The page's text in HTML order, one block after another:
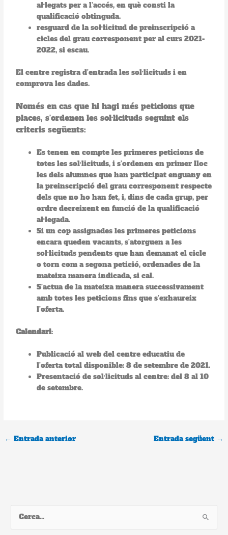
al·legats per a l’accés, en què consti la
qualificació obtinguda.
resguard de la sol·licitud de preinscripció a
cicles del grau corresponent per al curs 2021-
2022, si escau.
El centre registra d’entrada les sol·licituds i en
comprova les dades.
Només en cas que hi hagi més peticions que
places, s’ordenen les sol·licituds seguint els
criteris següents:
Es tenen en compte les primeres peticions de
totes les sol·licituds, i s’ordenen en primer lloc
les dels alumnes que han participat enguany en
la preinscripció del grau corresponent respecte
dels que no ho han fet, i, dins de cada grup, per
ordre decreixent en funció de la qualificació
al·legada.
Si un cop assignades les primeres peticions
encara queden vacants, s’atorguen a les
sol·licituds pendents que han demanat el cicle
o torn com a segona petició, ordenades de la
mateixa manera indicada, si cal.
S’actua de la mateixa manera successivament
amb totes les peticions fins que s’exhaureix
l’oferta.
Calendari:
Publicació al web del centre educatiu de
l’oferta total disponible: 8 de setembre de 2021.
Presentació de sol·licituds al centre: del 8 al 10
de setembre.
← Entrada anterior Entrada següent →
e